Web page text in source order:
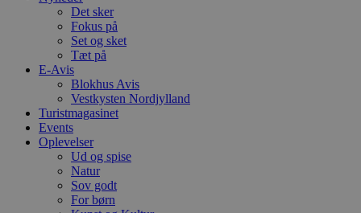
Det sker
Fokus på
Set og sket
Tæt på
E-Avis
Blokhus Avis
Vestkysten Nordjylland
Turistmagasinet
Events
Oplevelser
Ud og spise
Natur
Sov godt
For børn